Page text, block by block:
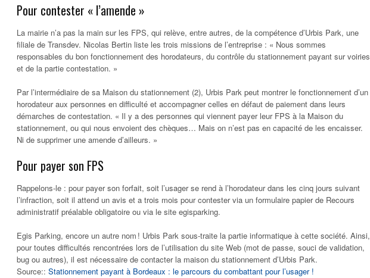
Pour contester « l’amende »
La mairie n’a pas la main sur les FPS, qui relève, entre autres, de la compétence d’Urbis Park, une
filiale de Transdev. Nicolas Bertin liste les trois missions de l’entreprise : « Nous sommes
responsables du bon fonctionnement des horodateurs, du contrôle du stationnement payant sur voiries
et de la partie contestation. »
Par l’intermédiaire de sa Maison du stationnement (2), Urbis Park peut montrer le fonctionnement d’un
horodateur aux personnes en difficulté et accompagner celles en défaut de paiement dans leurs
démarches de contestation. « Il y a des personnes qui viennent payer leur FPS à la Maison du
stationnement, ou qui nous envoient des chèques… Mais on n’est pas en capacité de les encaisser.
Ni de supprimer une amende d’ailleurs. »
Pour payer son FPS
Rappelons-le : pour payer son forfait, soit l’usager se rend à l’horodateur dans les cinq jours suivant
l’infraction, soit il attend un avis et a trois mois pour contester via un formulaire papier de Recours
administratif préalable obligatoire ou via le site egisparking.
Egis Parking, encore un autre nom ! Urbis Park sous-traite la partie informatique à cette société. Ainsi,
pour toutes difficultés rencontrées lors de l’utilisation du site Web (mot de passe, souci de validation,
bug ou autres), il est nécessaire de contacter la maison du stationnement d’Urbis Park.
Source:: Stationnement payant à Bordeaux : le parcours du combattant pour l’usager !